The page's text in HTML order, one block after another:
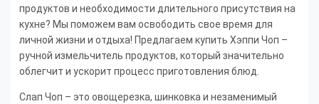
продуктов и необходимости длительного присутствия на
кухне? Мы поможем вам освободить свое время для
личной жизни и отдыха! Предлагаем купить Хэппи Чоп –
ручной измельчитель продуктов, который значительно
облегчит и ускорит процесс приготовления блюд.
Слап Чоп – это овощерезка, шинковка и незаменимый